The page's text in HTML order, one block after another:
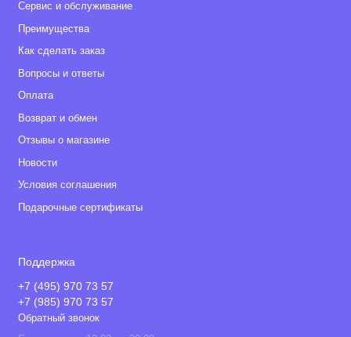
Сервис и обслуживание
Преимущества
Как сделать заказ
Вопросы и ответы
Оплата
Возврат и обмен
Отзывы о магазине
Новости
Условия соглашения
Подарочные сертификаты
Поддержка
+7 (495) 970 73 57
+7 (985) 970 73 57
Обратный звонок